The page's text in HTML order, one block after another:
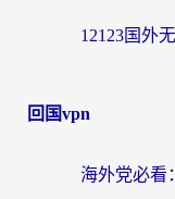
回国vpn